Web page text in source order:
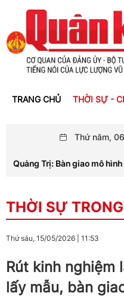
TRANG CHỦ THỜI SỰ -
Thứ năm,
giao mô hình dân vận
THỜI SỰ
Thứ sáu, 15/05/2026 11:53
Rút kinh nghiệm
lấy mẫu, bàn